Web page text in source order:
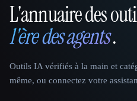
That AI Collection
L'annuaire des
l'ère des agents.
Outils IA vérifiés à la main et
même, ou connectez votre